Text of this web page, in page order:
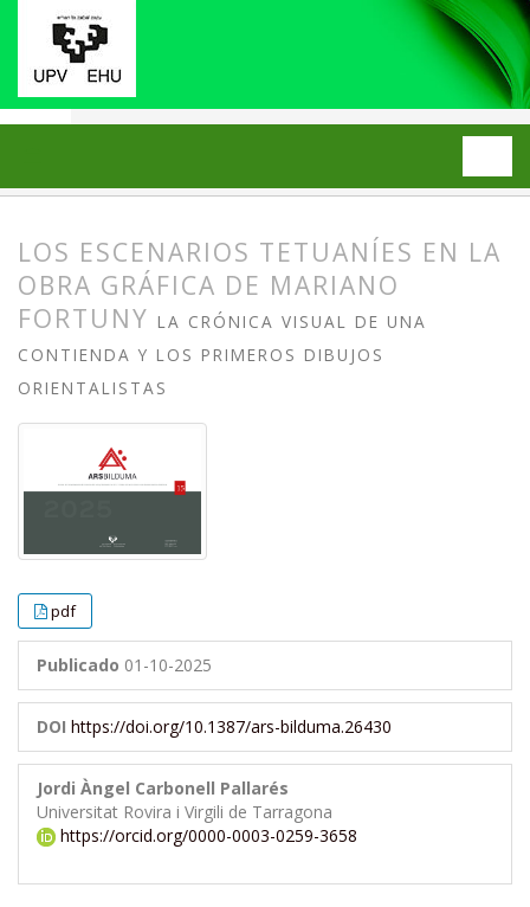
LOS ESCENARIOS TETUANÍES EN LA
OBRA GRÁFICA DE MARIANO
FORTUNY LA CRÓNICA VISUAL DE UNA
CONTIENDA Y LOS PRIMEROS DIBUJOS
ORIENTALISTAS
pdf
Publicado 01-10-2025
DOI https://doi.org/10.1387/ars-bilduma.26430
Jordi Àngel Carbonell Pallarés
Universitat Rovira i Virgili de Tarragona
https://orcid.org/0000-0003-0259-3658